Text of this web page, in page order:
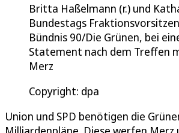
Britta Haßelmann (r.) und
Bundestags
Bündnis 90/Die Grünen, bei
Statement nach dem Treffen
Merz
Copyright: dpa
Union und SPD benötigen die